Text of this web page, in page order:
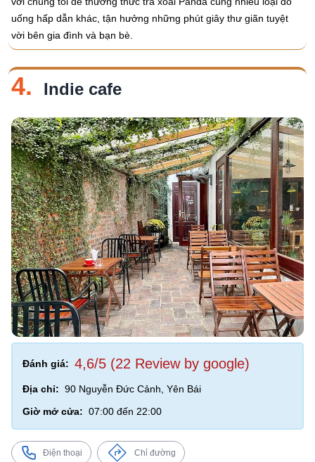
uống hấp dẫn khác, tận hưởng những phút giây thư giãn tuyệt
vời bên gia đình và bạn bè.
4. Indie cafe
Đánh giá: 4,6/5 (22 Review by google)
Địa chỉ: 90 Nguyễn Đức Cảnh, Yên Bái
Giờ mở cửa: 07:00 đến 22:00
Điện thoại Chỉ đường